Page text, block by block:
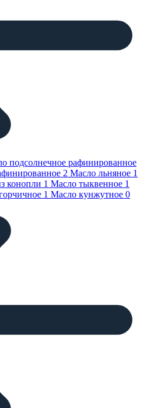
подсолнечное рафинированное
2 Масло льняное 1
конопли 1 Масло тыквенное 1
1 Масло кунжутное 0